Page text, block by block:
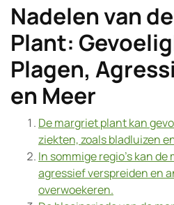
Nadelen van
Plant:
Plagen,
en Meer
De margriet plant kan
ziekten, zoals bladluizen
In sommige regio’s kan
agressief verspreiden en
overwoekeren.